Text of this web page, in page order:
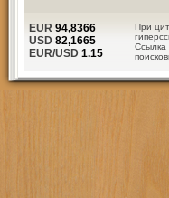
При
Ссылка
EUR 94,8366
USD 82,1665
EUR/USD 1.15